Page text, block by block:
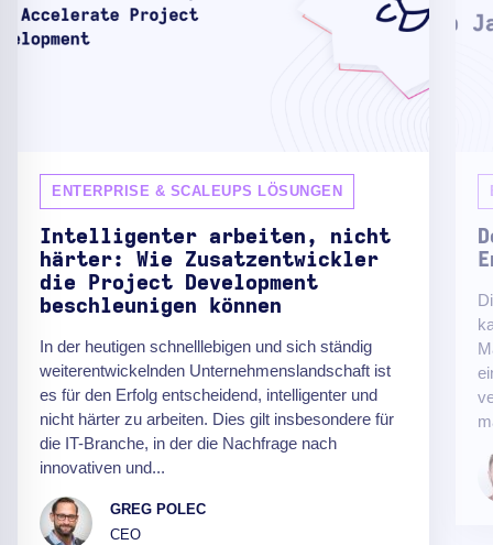
ENTERPRISE & SCALEUPS LÖSUNGEN
Intelligenter arbeiten, nicht
härter: Wie Zusatzentwickler
die Project Development
beschleunigen können
In der heutigen schnelllebigen und sich ständig
weiterentwickelnden Unternehmenslandschaft ist
es für den Erfolg entscheidend, intelligenter und
nicht härter zu arbeiten. Dies gilt insbesondere für
die IT-Branche, in der die Nachfrage nach
innovativen und...
GREG POLEC
CEO